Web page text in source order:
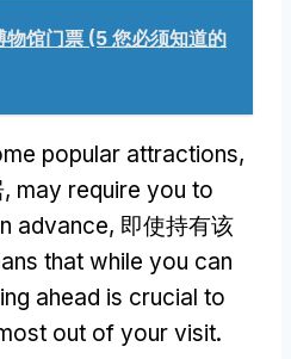
物馆门票 (5 您必须知道的
popular attractions,
may require you to
advance, 即使持有该
that while you can
ahead is crucial to
out of your visit.